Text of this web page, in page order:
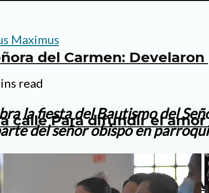
del Carmen:
calle Para difundir el amor
por primera vez Día del
Maximus
read
la fiesta del Bautismo del
del señor obispo en